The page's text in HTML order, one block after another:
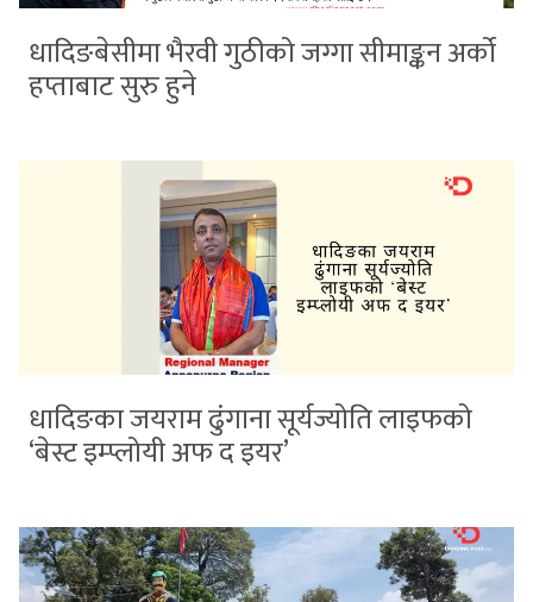
धादिङबेसीमा भैरवी गुठीको जग्गा सीमाङ्कन अर्को
हप्ताबाट सुरु हुने
धादिङका जयराम ढुंगाना सूर्यज्योति लाइफको
‘बेस्ट इम्प्लोयी अफ द इयर’